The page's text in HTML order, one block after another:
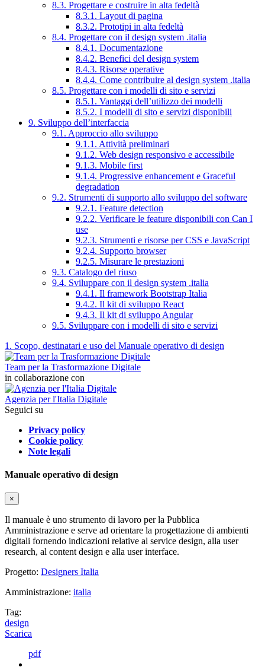
8.3. Progettare e costruire in alta fedeltà
8.3.1. Layout di pagina
8.3.2. Prototipi in alta fedeltà
8.4. Progettare con il design system .italia
8.4.1. Documentazione
8.4.2. Benefici del design system
8.4.3. Risorse operative
8.4.4. Come contribuire al design system .italia
8.5. Progettare con i modelli di sito e servizi
8.5.1. Vantaggi dell’utilizzo dei modelli
8.5.2. I modelli di sito e servizi disponibili
9. Sviluppo dell’interfaccia
9.1. Approccio allo sviluppo
9.1.1. Attività preliminari
9.1.2. Web design responsivo e accessibile
9.1.3. Mobile first
9.1.4. Progressive enhancement e Graceful
degradation
9.2. Strumenti di supporto allo sviluppo del software
9.2.1. Feature detection
9.2.2. Verificare le feature disponibili con Can I
use
9.2.3. Strumenti e risorse per CSS e JavaScript
9.2.4. Supporto browser
9.2.5. Misurare le prestazioni
9.3. Catalogo del riuso
9.4. Sviluppare con il design system .italia
9.4.1. Il framework Bootstrap Italia
9.4.2. Il kit di sviluppo React
9.4.3. Il kit di sviluppo Angular
9.5. Sviluppare con i modelli di sito e servizi
1. Scopo, destinatari e uso del Manuale operativo di design
Team per la Trasformazione Digitale
in collaborazione con
Agenzia per l'Italia Digitale
Seguici su
Privacy policy
Cookie policy
Note legali
Manuale operativo di design
×
Il manuale è uno strumento di lavoro per la Pubblica
Amministrazione e serve ad orientare la progettazione di ambienti
digitali fornendo indicazioni relative al service design, alla user
research, al content design e alla user interface.
Progetto: Designers Italia
Amministrazione: italia
Tag:
design
Scarica
pdf